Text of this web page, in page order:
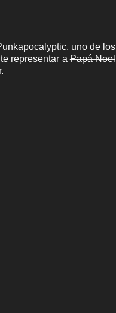
uno de los
representar aPapá Noel